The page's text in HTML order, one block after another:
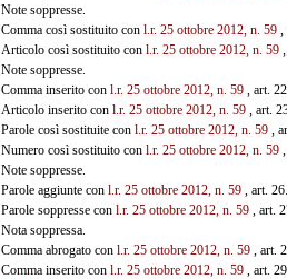
Note soppresse.
Comma così sostituito con l.r. 25 ottobre 2012, n. 59,
Articolo così sostituito con l.r. 25 ottobre 2012, n. 59,
Note soppresse.
Comma inserito con l.r. 25 ottobre 2012, n. 59, art.
Articolo inserito con l.r. 25 ottobre 2012, n. 59, art.
Parole così sostituite con l.r. 25 ottobre 2012, n. 59,
Numero così sostituito con l.r. 25 ottobre 2012, n. 59,
Note soppresse.
Parole aggiunte con l.r. 25 ottobre 2012, n. 59, art. 26.
Parole soppresse con l.r. 25 ottobre 2012, n. 59, art.
Nota soppressa.
Comma abrogato con l.r. 25 ottobre 2012, n. 59, art.
Comma inserito con l.r. 25 ottobre 2012, n. 59, art.